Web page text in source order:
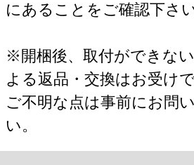
にあることをご確認下さ
※開梱後、取付ができな
よる返品・交換はお受け
ご不明な点は事前にお問
い。